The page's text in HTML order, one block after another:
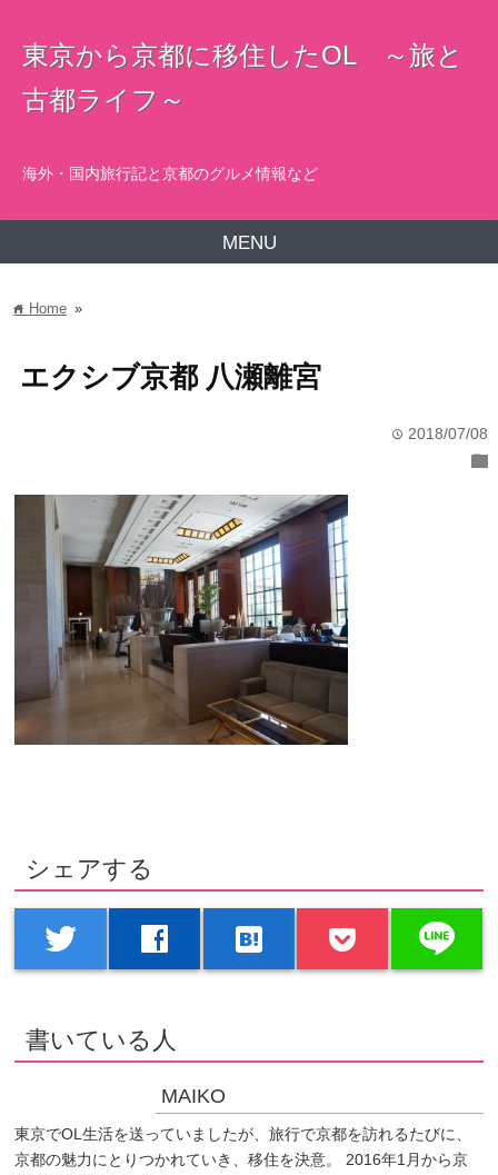
東京から京都に移住したOL ～旅と
古都ライフ～
海外・国内旅行記と京都のグルメ情報など
MENU
home Home »
エクシブ京都 八瀬離宮
time 2018/07/08
folder
シェアする
twitter facebook hatenabookmark line
書いている人
MAIKO
東京でOL生活を送っていましたが、旅行で京都を訪れるたびに、
京都の魅力にとりつかれていき、移住を決意。 2016年1月から京